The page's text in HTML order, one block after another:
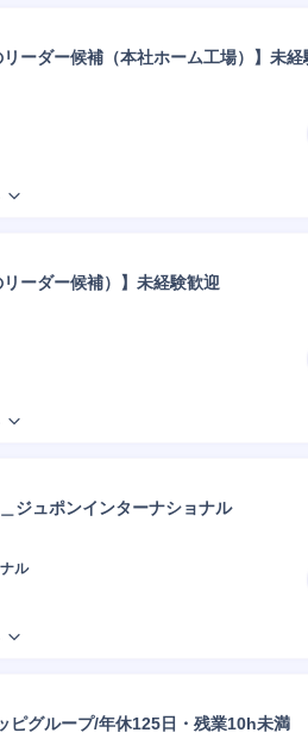
リーダー候補（本社ホーム工場）】未経
ーダー候補）】未経験歓迎
ジュポンインターナショナル
ル
ピグループ/年休125日・残業10h未満